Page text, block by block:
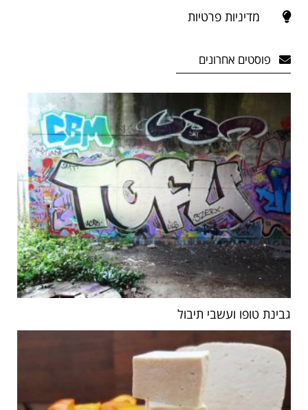
מדיניות פרטיות
פוסטים אחרונים
גבינת טופו ועשבי תיבול